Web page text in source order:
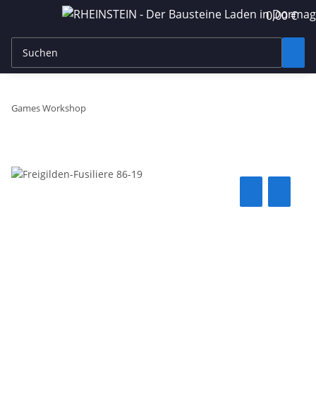
0,00 €
Games Workshop